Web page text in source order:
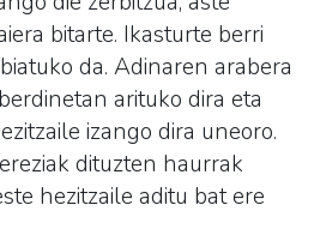
bitarte. Ikasturte berri
da. Adinaren arabera
arituko dira eta
izango dira uneoro.
dituzten haurrak
hezitzaile aditu bat ere